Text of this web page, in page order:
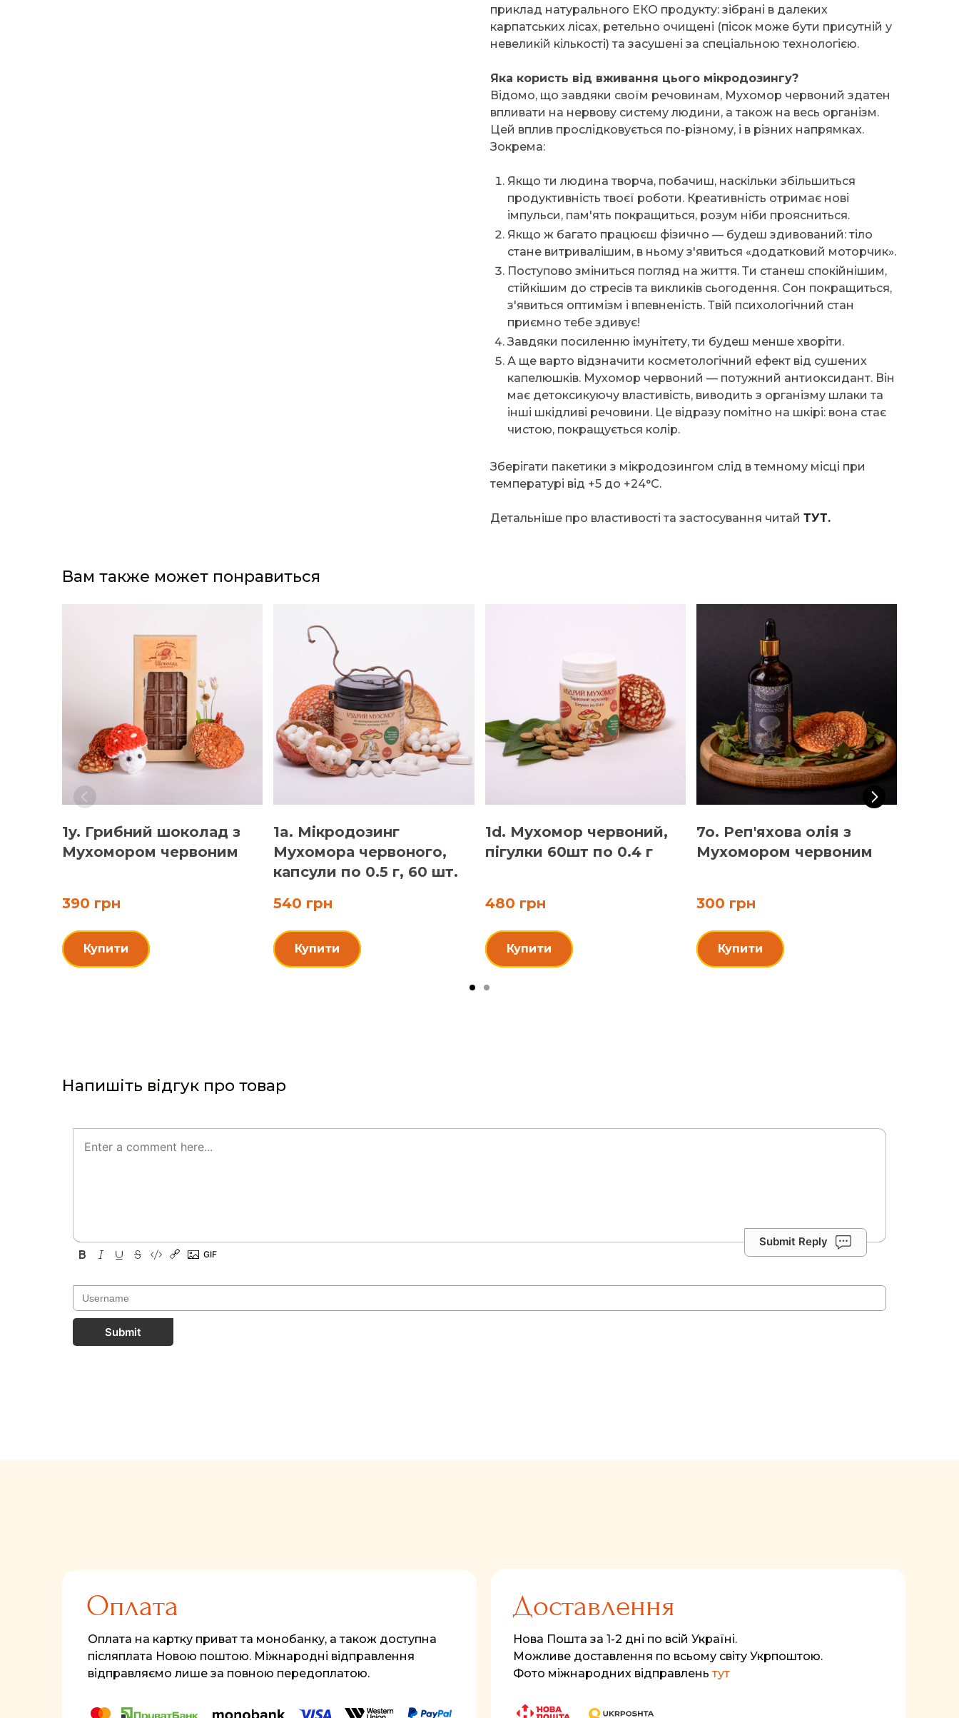
приклад натурального ЕКО продукту: зібрані в далеких
карпатських лісах, ретельно очищені (пісок може бути присутній у
невеликій кількості) та засушені за спеціальною технологією.
Яка користь від вживання цього мікродозингу?
Відомо, що завдяки своїм речовинам, Мухомор червоний здатен
впливати на нервову систему людини, а також на весь організм.
Цей вплив прослідковується по-різному, і в різних напрямках.
Зокрема:
Якщо ти людина творча, побачиш, наскільки збільшиться
продуктивність твоєї роботи. Креативність отримає нові
імпульси, пам'ять покращиться, розум ніби проясниться.
Якщо ж багато працюєш фізично — будеш здивований: тіло
стане витривалішим, в ньому з'явиться «додатковий моторчик».
Поступово зміниться погляд на життя. Ти станеш спокійнішим,
стійкішим до стресів та викликів сьогодення. Сон покращиться,
з'явиться оптимізм і впевненість. Твій психологічний стан
приємно тебе здивує!
Завдяки посиленню імунітету, ти будеш менше хворіти.
А ще варто відзначити косметологічний ефект від сушених
капелюшків. Мухомор червоний — потужний антиоксидант. Він
має детоксикуючу властивість, виводить з організму шлаки та
інші шкідливі речовини. Це відразу помітно на шкірі: вона стає
чистою, покращується колір.
Зберігати пакетики з мікродозингом слід в темному місці при
температурі від +5 до +24°C.
Детальніше про властивості та застосування читай ТУТ.
Вам также может понравиться
1y. Грибний шоколад з
Мухомором червоним
390 грн
Купити
1a. Мікродозинг
Мухомора червоного,
капсули по 0.5 г, 60 шт.
540 грн
Купити
1d. Мухомор червоний,
пігулки 60шт по 0.4 г
480 грн
Купити
7o. Реп'яхова олія з
Мухомором червоним
300 грн
Купити
Напишіть відгук про товар
Submit Reply
Submit
Оплата
Оплата на картку приват та монобанку, а також доступна
післяплата Новою поштою. Міжнародні відправлення
відправляємо лише за повною передоплатою.
Нова Пошта за 1-2 дні по всій Україні.
Можливе доставлення по всьому світу Укрпоштою.
Фото міжнародних відправленьтут
Доставлення